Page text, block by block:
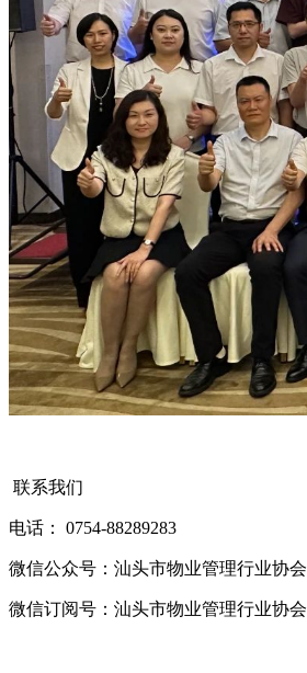
联系我们
电话： 0754-88289283
微信公众号：汕头市物业管理行业协会
微信订阅号：汕头市物业管理行业协会